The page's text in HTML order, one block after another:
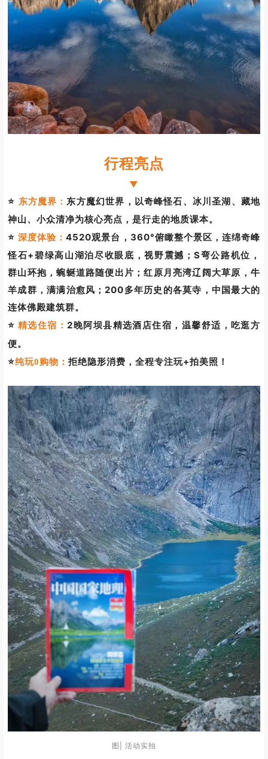
行程亮点
⭐东方魔界：东方魔幻世界，以奇峰怪石、冰川圣湖、藏地
神山、小众清净为核心亮点，是行走的地质课本。
⭐深度体验：4520观景台，360°俯瞰整个景区，连绵奇峰
怪石+碧绿高山湖泊尽收眼底，视野震撼；S弯公路机位，
群山环抱，蜿蜒道路随便出片；红原月亮湾辽阔大草原，牛
羊成群，满满治愈风；200多年历史的各莫寺，中国最大的
连体佛殿建筑群。
⭐精选住宿：2晚阿坝县精选酒店住宿，温馨舒适，吃逛方
便。
⭐纯玩0购物：拒绝隐形消费，全程专注玩+拍美照！